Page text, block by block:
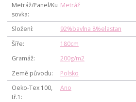
Metráž/Panel/Ku
sovka
Metráž
Složení
92%bavlna 8%elastan
Šíře
180cm
Gramáž
200g/m2
Země původu
Polsko
Oeko-Tex 100,
tř.1
Ano